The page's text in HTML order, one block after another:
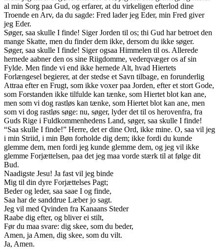
al min Sorg paa Gud, og erfarer, at du virkeligen efterlod dine
Troende en Arv, da du sagde: Fred lader jeg Eder, min Fred giver
jeg Eder.
Søger, saa skulle I finde! Siger Jorden til os; thi Gud har betroet den
mange Skatte, men du finder dem ikke, dersom du ikke søger.
Søger, saa skulle I finde! Siger ogsaa Himmelen til os. Allerede
hernede aabner den os sine Riigdomme, vederqvæger os af sin
Fylde. Men finde vi end ikke hernede Alt, hvad Hiertets
Forlængesel begierer, at der stedse et Savn tilbage, en forunderlig
Attraa efter en Frugt, som ikke voxer paa Jorden, efter et stort Gode,
som Forstanden ikke tilfulde kan tænke, som Hiertet blot kan ane,
men som vi dog rastløs kan tænke, som Hiertet blot kan ane, men
som vi dog rastløs søge: nu, søger, lyder det til os herovenfra, fra
Guds Rige i Fuldkommenhedens Land, søger, saa skulle I finde!
“Saa skulle I finde!” Herre, det er dine Ord, ikke mine. O, saa vil jeg
i min Striid, i min Bøn forholde dig dem; ikke fordi du kunde
glemme dem, men fordi jeg kunde glemme dem, og jeg vil ikke
glemme Forjættelsen, paa det jeg maa vorde stærk til at følge dit
Bud.
Naadigste Jesu! Ja fast vil jeg binde
Mig til din dyre Forjættelses Pagt;
Beder og leder, saa saae I og finde,
Saa har de sanddrue Læber jo sagt.
Jeg vil med Qvinden fra Kanaans Steder
Raabe dig efter, og bliver ei stilt,
Før du maa svare: dig skee, som du beder,
Amen, ja Amen, dig skee, som du vilt.
Ja, Amen.